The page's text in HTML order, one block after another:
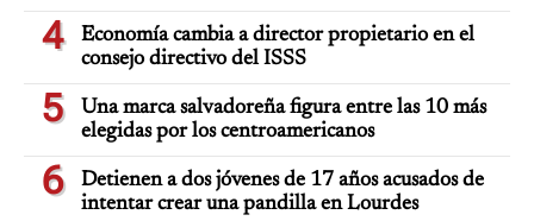
4
Economía cambia a director propietario en el
consejo directivo del ISSS
5
Una marca salvadoreña figura entre las 10 más
elegidas por los centroamericanos
6
Detienen a dos jóvenes de 17 años acusados de
intentar crear una pandilla en Lourdes